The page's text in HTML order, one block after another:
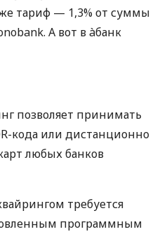
тариф — 1,3% от суммы
А вот в àбанк
позволяет принимать
кода или дистанционно
любых банков
требуется
программным